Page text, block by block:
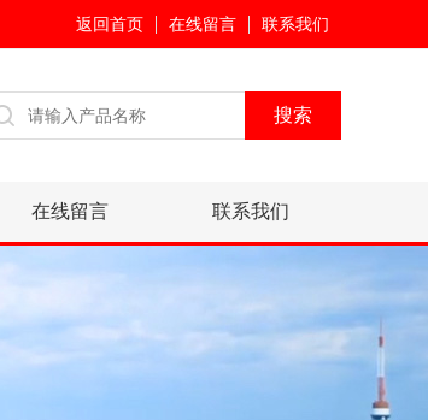
返回首页 在线留言 联系我们
在线留言 联系我们